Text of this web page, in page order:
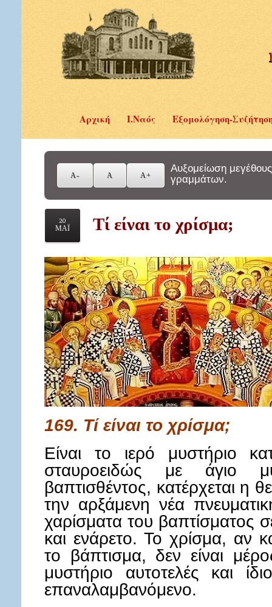
Αρχική Ι.Ναός Εξομολόγηση-
Αυξομείωση μεγέθους
γραμμάτων.
20
ΜΑΪ
Τί είναι το χρίσμα;
169. Τί είναι το χρίσμα;
Είναι το ιερό μυστήριο
σταυροειδώς με άγιο
βαπτισθέντος, κατέρχεται η
την αρξάμενη νέα
χαρίσματα του βαπτίσματος
και ενάρετο. Το χρίσμα, αν
το βάπτισμα, δεν είναι
μυστήριο αυτοτελές και
επαναλαμβανόμενο.